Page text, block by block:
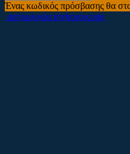
Ένας κωδικός πρόσβασης θα
αστρολογία myhoroscope